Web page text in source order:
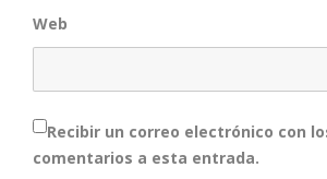
Web
Recibir un correo electrónico con
comentarios a esta entrada.